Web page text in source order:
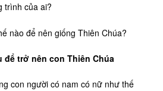
trình của ai?
nào để nên giống Thiên Chúa?
để trở nên con Thiên Chúa
con người có nam có nữ như thế